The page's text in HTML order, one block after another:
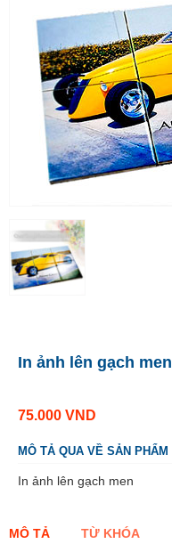
In ảnh lên gạch men
75.000 VND
MÔ TẢ QUA VỀ SẢN PHẨM
In ảnh lên gạch men
MÔ TẢ TỪ KHÓA